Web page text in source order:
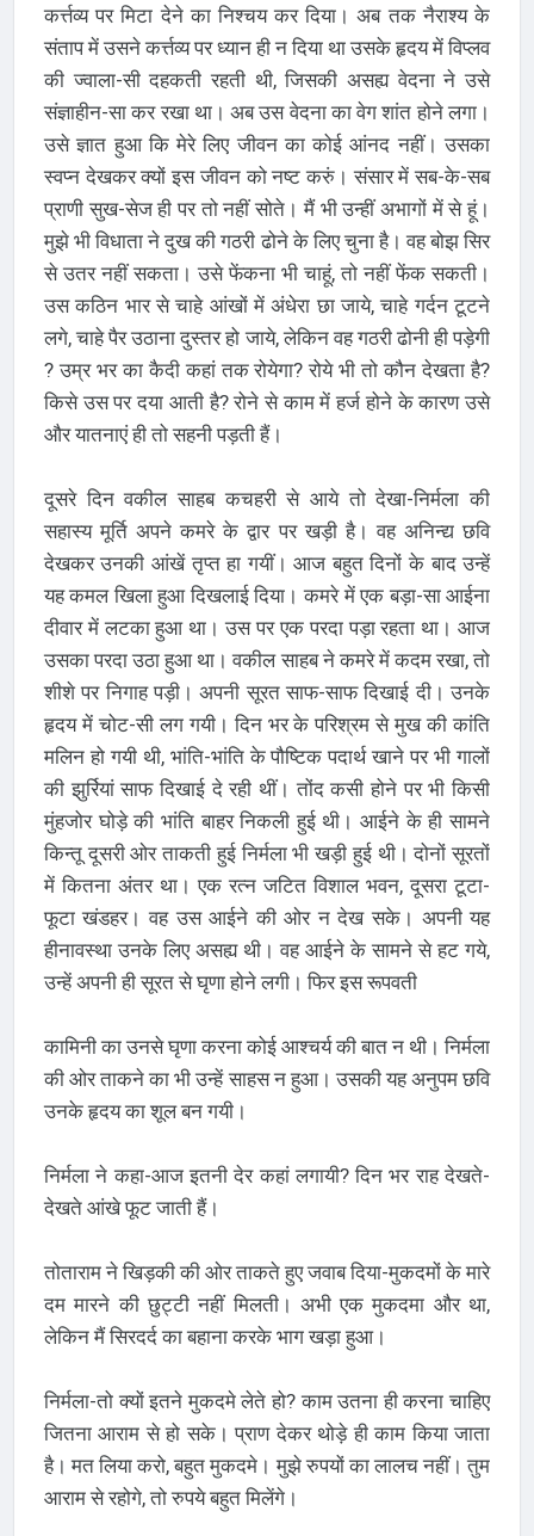
कर्त्तव्य पर मिटा देने का निश्चय कर दिया। अब तक नैराश्य के
संताप में उसने कर्त्तव्य पर ध्यान ही न दिया था उसके हृदय में विप्लव
की ज्वाला-सी दहकती रहती थी, जिसकी असह्य वेदना ने उसे
संज्ञाहीन-सा कर रखा था। अब उस वेदना का वेग शांत होने लगा।
उसे ज्ञात हुआ कि मेरे लिए जीवन का कोई आंनद नहीं। उसका
स्वप्न देखकर क्यों इस जीवन को नष्ट करुं। संसार में सब-के-सब
प्राणी सुख-सेज ही पर तो नहीं सोते। मैं भी उन्हीं अभागों में से हूं।
मुझे भी विधाता ने दुख की गठरी ढोने के लिए चुना है। वह बोझ सिर
से उतर नहीं सकता। उसे फेंकना भी चाहूं, तो नहीं फेंक सकती।
उस कठिन भार से चाहे आंखों में अंधेरा छा जाये, चाहे गर्दन टूटने
लगे, चाहे पैर उठाना दुस्तर हो जाये, लेकिन वह गठरी ढोनी ही पड़ेगी
? उम्र भर का कैदी कहां तक रोयेगा? रोये भी तो कौन देखता है?
किसे उस पर दया आती है? रोने से काम में हर्ज होने के कारण उसे
और यातनाएं ही तो सहनी पड़ती हैं।
दूसरे दिन वकील साहब कचहरी से आये तो देखा-निर्मला की
सहास्य मूर्ति अपने कमरे के द्वार पर खड़ी है। वह अनिन्द्य छवि
देखकर उनकी आंखें तृप्त हा गयीं। आज बहुत दिनों के बाद उन्हें
यह कमल खिला हुआ दिखलाई दिया। कमरे में एक बड़ा-सा आईना
दीवार में लटका हुआ था। उस पर एक परदा पड़ा रहता था। आज
उसका परदा उठा हुआ था। वकील साहब ने कमरे में कदम रखा, तो
शीशे पर निगाह पड़ी। अपनी सूरत साफ-साफ दिखाई दी। उनके
हृदय में चोट-सी लग गयी। दिन भर के परिश्रम से मुख की कांति
मलिन हो गयी थी, भांति-भांति के पौष्टिक पदार्थ खाने पर भी गालों
की झुर्रियां साफ दिखाई दे रही थीं। तोंद कसी होने पर भी किसी
मुंहजोर घोड़े की भांति बाहर निकली हुई थी। आईने के ही सामने
किन्तू दूसरी ओर ताकती हुई निर्मला भी खड़ी हुई थी। दोनों सूरतों
में कितना अंतर था। एक रत्न जटित विशाल भवन, दूसरा टूटा-
फूटा खंडहर। वह उस आईने की ओर न देख सके। अपनी यह
हीनावस्था उनके लिए असह्य थी। वह आईने के सामने से हट गये,
उन्हें अपनी ही सूरत से घृणा होने लगी। फिर इस रूपवती
कामिनी का उनसे घृणा करना कोई आश्चर्य की बात न थी। निर्मला
की ओर ताकने का भी उन्हें साहस न हुआ। उसकी यह अनुपम छवि
उनके हृदय का शूल बन गयी।
निर्मला ने कहा-आज इतनी देर कहां लगायी? दिन भर राह देखते-
देखते आंखे फूट जाती हैं।
तोताराम ने खिड़की की ओर ताकते हुए जवाब दिया-मुकदमों के मारे
दम मारने की छुट्टी नहीं मिलती। अभी एक मुकदमा और था,
लेकिन मैं सिरदर्द का बहाना करके भाग खड़ा हुआ।
निर्मला-तो क्यों इतने मुकदमे लेते हो? काम उतना ही करना चाहिए
जितना आराम से हो सके। प्राण देकर थोड़े ही काम किया जाता
है। मत लिया करो, बहुत मुकदमे। मुझे रुपयों का लालच नहीं। तुम
आराम से रहोगे, तो रुपये बहुत मिलेंगे।